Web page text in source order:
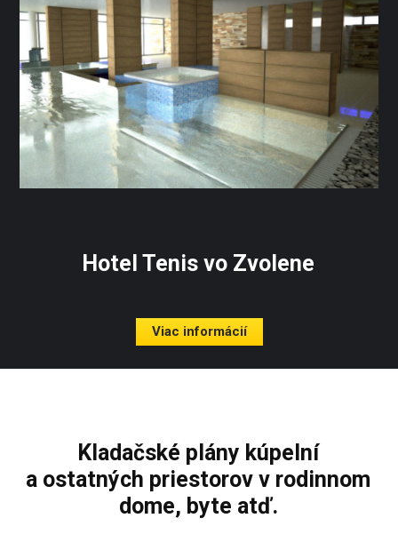
Hotel Tenis vo Zvolene
Viac informácií
Kladačské plány kúpelní
a ostatných priestorov v rodinnom
dome, byte atď.